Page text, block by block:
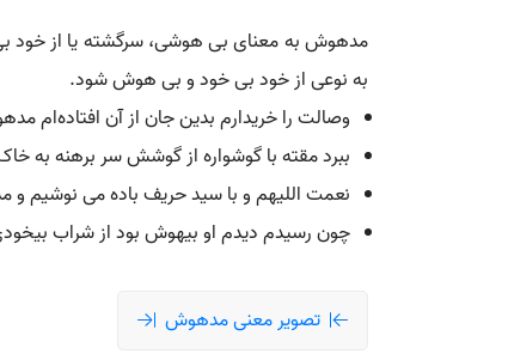
مدهوش به معنای بی هوشی، سرگشته یا از خود
به نوعی از خود بی خود و بی هوش شود.
وصالت را خریدارم بدین جان از آن افتاده‌ام
ببرد مقته با گوشواره از گوشش سر برهنه به
نعمت اللیهم و با سید حریف باده می نوشیم و
چون رسیدم دیدم او بیهوش بود از شراب
تصویر معنی مدهوش